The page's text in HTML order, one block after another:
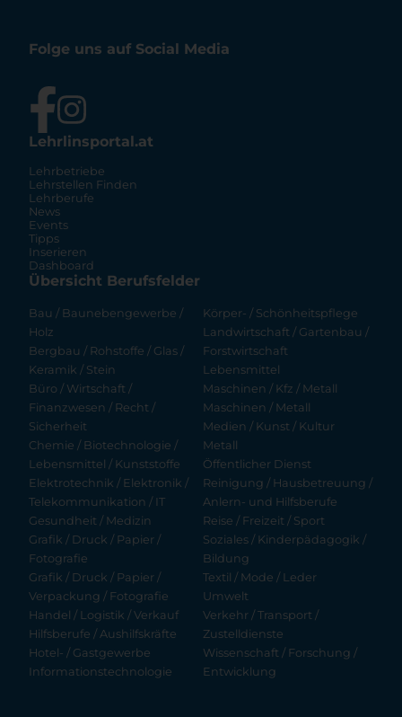
Folge uns auf Social Media
Lehrlinsportal.at
Lehrbetriebe
Lehrstellen Finden
Lehrberufe
News
Events
Tipps
Inserieren
Dashboard
Übersicht Berufsfelder
Bau / Baunebengewerbe /
Holz
Bergbau / Rohstoffe / Glas /
Keramik / Stein
Büro / Wirtschaft /
Finanzwesen / Recht /
Sicherheit
Chemie / Biotechnologie /
Lebensmittel / Kunststoffe
Elektrotechnik / Elektronik /
Telekommunikation / IT
Gesundheit / Medizin
Grafik / Druck / Papier /
Fotografie
Grafik / Druck / Papier /
Verpackung / Fotografie
Handel / Logistik / Verkauf
Hilfsberufe / Aushilfskräfte
Hotel- / Gastgewerbe
Informationstechnologie
Körper- / Schönheitspflege
Landwirtschaft / Gartenbau /
Forstwirtschaft
Lebensmittel
Maschinen / Kfz / Metall
Maschinen / Metall
Medien / Kunst / Kultur
Metall
Öffentlicher Dienst
Reinigung / Hausbetreuung /
Anlern- und Hilfsberufe
Reise / Freizeit / Sport
Soziales / Kinderpädagogik /
Bildung
Textil / Mode / Leder
Umwelt
Verkehr / Transport /
Zustelldienste
Wissenschaft / Forschung /
Entwicklung